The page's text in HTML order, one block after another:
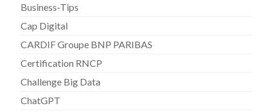
Business-Tips
Cap Digital
CARDIF Groupe BNP PARIBAS
Certification RNCP
Challenge Big Data
ChatGPT